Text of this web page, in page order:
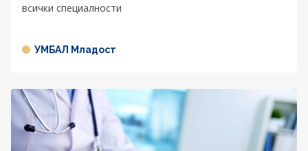
всички специалности
УМБАЛ Младост